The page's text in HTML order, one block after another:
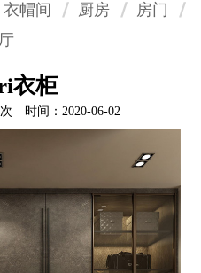
衣帽间 厨房
房门
衣柜
次 时间：2020-06-02